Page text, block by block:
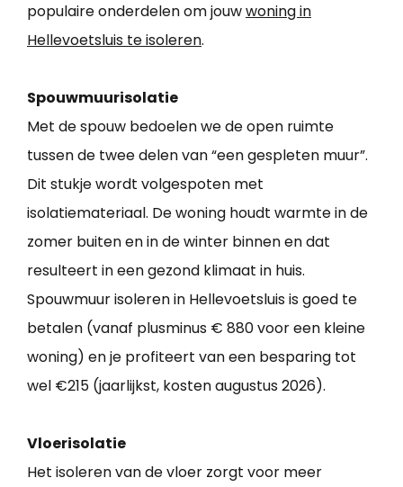
populaire onderdelen om jouwwoning in
Hellevoetsluis te isoleren.
Spouwmuurisolatie
Met de spouw bedoelen we de open ruimte
tussen de twee delen van “een gespleten muur”.
Dit stukje wordt volgespoten met
isolatiemateriaal. De woning houdt warmte in de
zomer buiten en in de winter binnen en dat
resulteert in een gezond klimaat in huis.
Spouwmuur isoleren in Hellevoetsluis is goed te
betalen (vanaf plusminus € 880 voor een kleine
woning) en je profiteert van een besparing tot
wel €215 (jaarlijkst, kosten augustus 2026).
Vloerisolatie
Het isoleren van de vloer zorgt voor meer